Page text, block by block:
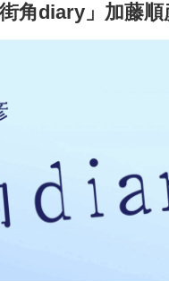
角diary」加藤順